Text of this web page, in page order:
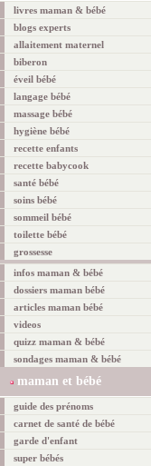
livres maman & bébé
blogs experts
allaitement maternel
biberon
éveil bébé
langage bébé
massage bébé
hygiène bébé
recette enfants
recette babycook
santé bébé
soins bébé
sommeil bébé
toilette bébé
grossesse
infos maman & bébé
dossiers maman bébé
articles maman bébé
videos
quizz maman & bébé
sondages maman & bébé
maman et bébé
guide des prénoms
carnet de santé de bébé
garde d'enfant
super bébés